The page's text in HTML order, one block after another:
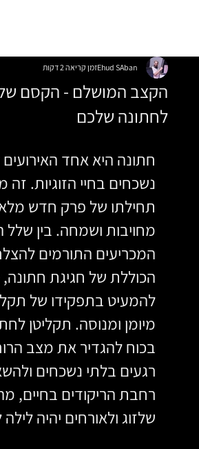
הקצב המושלם - הקסם של
לחתונה שלכם
Ehud SAbanזמן קריאה 2 דקות
חתונה היא אחד
נשכחים בחיי הזוגיות.
תחילתו של פרק חדש
מחויבות ושמחה. בין שלל
המכריעים התורמים
הכוללת של חגיגת חתונה,
להמעיט בתפקידו של
מיומן ומנוסה. תקליטן
בכוח להגדיר את מצב
רגעים בלתי נשכחים
רחבת הריקודים בחיים,
שלזוג ולאורחים יהיה לילה